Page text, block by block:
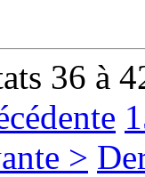
36 à
>